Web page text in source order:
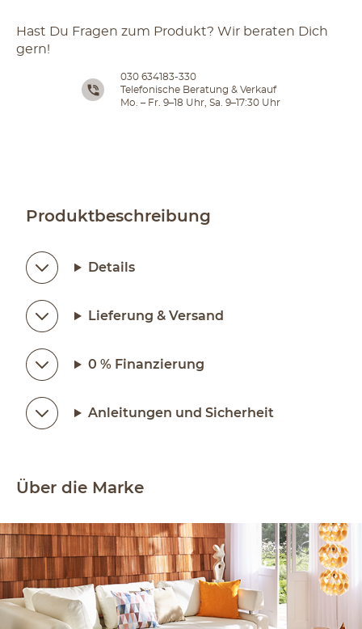
Hast Du Fragen zum Produkt? Wir beraten Dich
gern!
030 634183-330
Telefonische Beratung & Verkauf
Mo. – Fr. 9–18 Uhr, Sa. 9–17:30 Uhr
Produktbeschreibung
Details
Lieferung & Versand
0 % Finanzierung
Anleitungen und Sicherheit
Über die Marke